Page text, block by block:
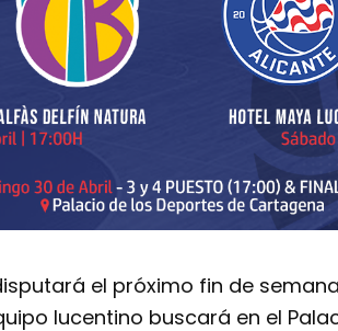
el próximo fin de
lucentino buscará en el